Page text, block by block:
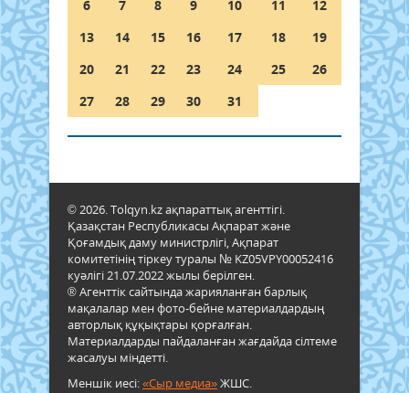
6
7 8 9 10 11
12
13
14 15 16 17 18
19
20
21 22 23 24 25
26
27
28 29 30 31
© 2026. Tolqyn.kz ақпараттық агенттігі.
Қазақстан Республикасы Ақпарат және
Қоғамдық даму министрлігі, Ақпарат
комитетінің тіркеу туралы № KZ05VPY00052416
куәлігі 21.07.2022 жылы берілген.
® Агенттік сайтында жарияланған барлық
мақалалар мен фото-бейне материалдардың
авторлық құқықтары қорғалған.
Материалдарды пайдаланған жағдайда сілтеме
жасалуы міндетті.
Меншік иесі:«Сыр медиа»ЖШС.